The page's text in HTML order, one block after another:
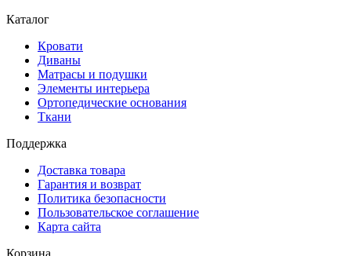
Каталог
Кровати
Диваны
Матрасы и подушки
Элементы интерьера
Ортопедические основания
Ткани
Поддержка
Доставка товара
Гарантия и возврат
Политика безопасности
Пользовательское соглашение
Карта сайта
Корзина